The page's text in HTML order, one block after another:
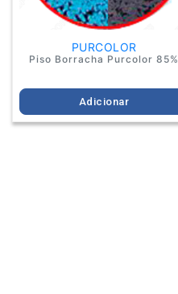
PURCOLOR
Piso Borracha Purcolor 85%
Adicionar